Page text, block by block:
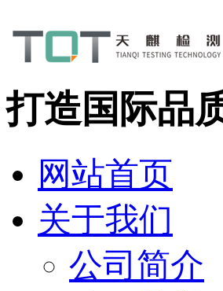
打造国际品
网站首页
关于我们
公司简介